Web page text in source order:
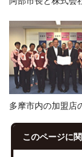
多摩市内の加盟店
このページに